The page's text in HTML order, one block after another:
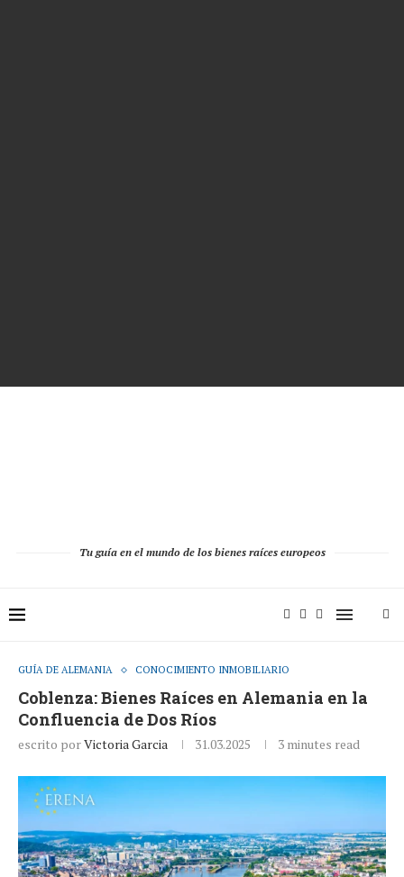
Tu guía en el mundo de los bienes raíces europeos
GUÍA DE ALEMANIA CONOCIMIENTO INMOBILIARIO
Coblenza: Bienes Raíces en Alemania en la
Confluencia de Dos Ríos
escrito porVictoria Garcia 31.03.2025 3 minutes read